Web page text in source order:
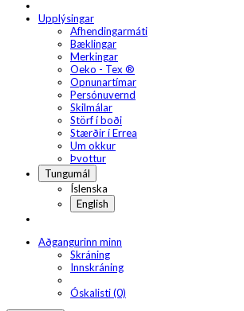
Upplýsingar
Afhendingarmáti
Bæklingar
Merkingar
Oeko - Tex ®
Opnunartímar
Persónuvernd
Skilmálar
Störf í boði
Stærðir í Errea
Um okkur
Þvottur
Tungumál
Íslenska
English
Aðgangurinn minn
Skráning
Innskráning
Óskalisti (0)